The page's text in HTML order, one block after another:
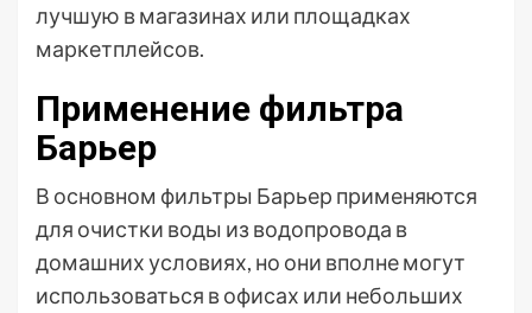
лучшую в магазинах или площадках
маркетплейсов.
Применение фильтра
Барьер
В основном фильтры Барьер применяются
для очистки воды из водопровода в
домашних условиях, но они вполне могут
использоваться в офисах или небольших